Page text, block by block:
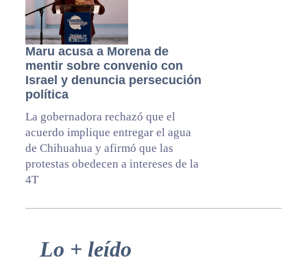
Maru acusa a Morena de
mentir sobre convenio con
Israel y denuncia persecución
política
La gobernadora rechazó que el
acuerdo implique entregar el agua
de Chihuahua y afirmó que las
protestas obedecen a intereses de la
4T
Primary
Lo + leído